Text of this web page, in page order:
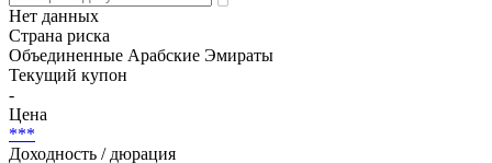
Нет данных
Страна риска
Объединенные Арабские Эмираты
Текущий купон
-
Цена
***
Доходность / дюрация